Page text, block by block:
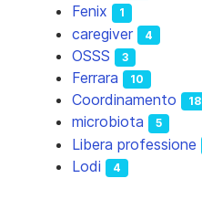
Fenix 1
caregiver 4
OSSS 3
Ferrara 10
Coordinamento 18
microbiota 5
Libera professione
Lodi 4